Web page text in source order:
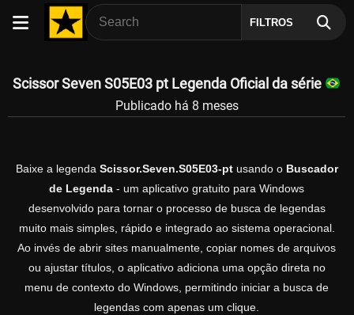
FILTROS
Scissor Seven S05E03 pt Legenda Oficial da série
Publicado há 8 meses
Baixe a legenda Scissor.Seven.S05E03-ptusando o Buscador
de Legenda - um aplicativo gratuito para Windows
desenvolvido para tornar o processo de busca de legendas
muito mais simples, rápido e integrado ao sistema operacional.
Ao invés de abrir sites manualmente, copiar nomes de arquivos
ou ajustar títulos, o aplicativo adiciona uma opção direta no
menu de contexto do Windows, permitindo iniciar a busca de
legendas com apenas um clique.